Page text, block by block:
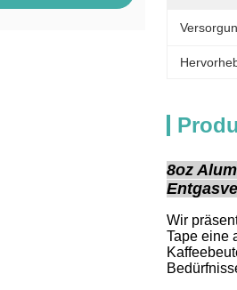
8oz
Wir
Tape eine